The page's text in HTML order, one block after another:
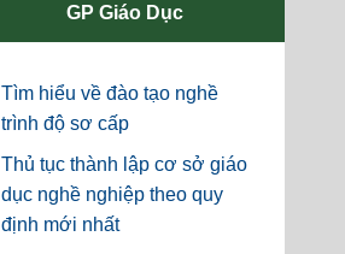
GP Giáo Dục
Tìm hiểu về đào tạo nghề
trình độ sơ cấp
Thủ tục thành lập cơ sở giáo
dục nghề nghiệp theo quy
định mới nhất